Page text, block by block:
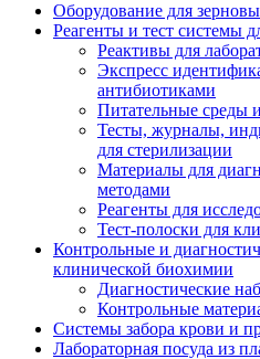
Оборудование для
Реагенты и тест системы
Реактивы для
Экспресс
антибиотиками
Питательные среды
Тесты, журналы,
для стерилизации
Материалы для
методами
Реагенты для
Тест-полоски для
Контрольные и
клинической биохимии
Диагностические
Контрольные
Системы забора крови и
Лабораторная посуда из